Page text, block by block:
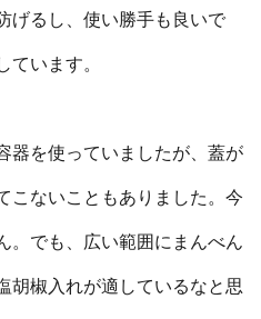
げるし、使い勝手も良いで
ています。
器を使っていましたが、蓋が
こないこともありました。今
。でも、広い範囲にまんべん
胡椒入れが適しているなと思